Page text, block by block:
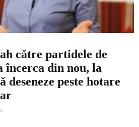
către partidele de
încerca din nou, la
deseneze peste hotare